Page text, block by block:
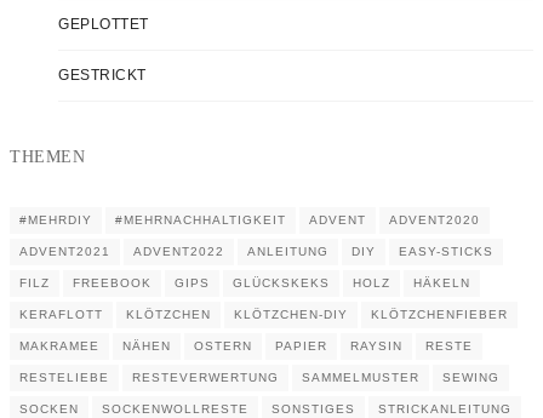
GEPLOTTET
GESTRICKT
THEMEN
#MEHRDIY #MEHRNACHHALTIGKEIT ADVENT ADVENT2020
ADVENT2021 ADVENT2022 ANLEITUNG DIY EASY-STICKS
FILZ FREEBOOK GIPS GLÜCKSKEKS HOLZ HÄKELN
KERAFLOTT KLÖTZCHEN KLÖTZCHEN-DIY KLÖTZCHENFIEBER
MAKRAMEE NÄHEN OSTERN PAPIER RAYSIN RESTE
RESTELIEBE RESTEVERWERTUNG SAMMELMUSTER SEWING
SOCKEN SOCKENWOLLRESTE SONSTIGES STRICKANLEITUNG